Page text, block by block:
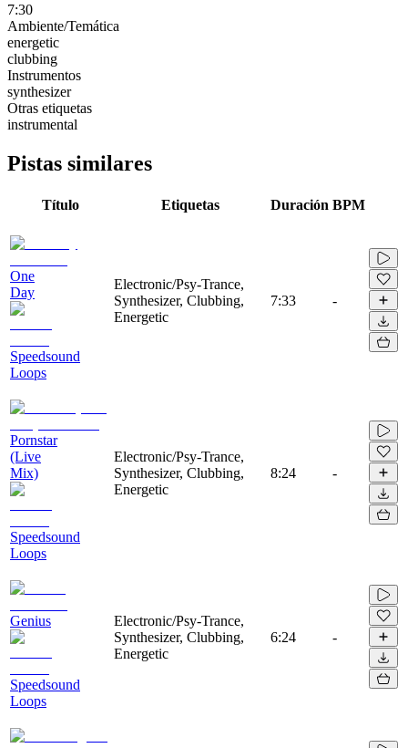
7:30
Ambiente/Temática
energetic
clubbing
Instrumentos
synthesizer
Otras etiquetas
instrumental
Pistas similares
Título Etiquetas Duración BPM
One
Day
Speedsound
Loops
Electronic/Psy-Trance,
Synthesizer, Clubbing,
Energetic
7:33 -
Pornstar
(Live
Mix)
Speedsound
Loops
Electronic/Psy-Trance,
Synthesizer, Clubbing,
Energetic
8:24 -
Genius
Speedsound
Loops
Electronic/Psy-Trance,
Synthesizer, Clubbing,
Energetic
6:24 -